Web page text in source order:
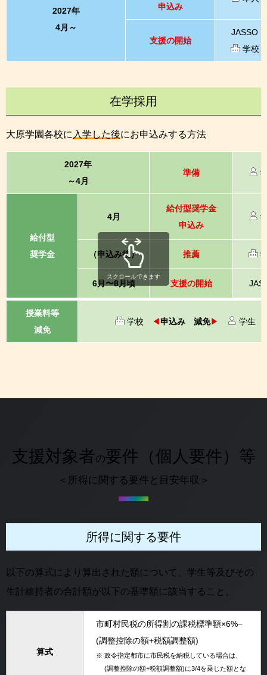
2027年
4月～
申込み
支援の開始
JASSO
学校
在学採用
大原学園各校に 入学した後にお申込みする方法
2027年
～4月
準備
給付型
奨学金
4月
給付型奨学金
申込み
（申込み後） 推薦
6月〜8月頃 支援の開始
授業料等
減免
学校 ◀申込み 減免▶ 学生
スクロールできます
支援対象者の要件（個人要件）等
＜所得に関する要件と目安年収＞
所得に関する要件
以下の算式により算出された額について、学生等及びその
生計維持者の合計額が以下の基準額に該当すること。
算式
市町村民税の所得割の課税標準額×6%−
(調整控除の額+税額調整額)
※ 政令指定都市に市民税を納税している場合は、
(調整控除の額+税額調整額)に3/4を乗じた額とな